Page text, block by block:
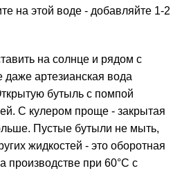
на этой воде - добавляйте 1-2
на солнце и рядом с
даже артезианская вода
бутыль с помпой
С кулером проще - закрытая
Пустые бутыли не мыть,
жидкостей - это оборотная
производстве при 60°C с